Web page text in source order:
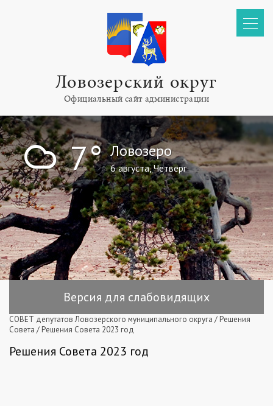
Ловозерский округ
Официальный сайт администрации
! 7° Ловозеро
6 августа, Четверг
Версия для слабовидящих
СОВЕТ депутатов Ловозерского муниципального округа / Решения
Совета / Решения Совета 2023 год
Решения Совета 2023 год